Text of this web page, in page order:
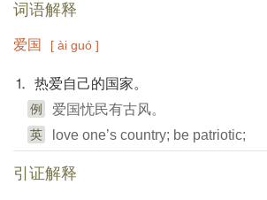
词语解释
爱国 [ ài guó ]
⒈ 热爱自己的国家。
例 爱国忧民有古风。
英 love one’s country; be patriotic;
引证解释